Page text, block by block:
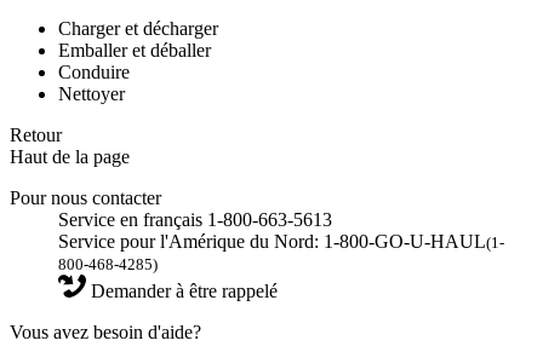
Charger et décharger
Emballer et déballer
Conduire
Nettoyer
Retour
Haut de la page
Pour nous contacter
Service en français 1-800-663-5613
Service pour l'Amérique du Nord: 1-800-GO-U-HAUL(1-
800-468-4285)
Demander à être rappelé
Vous avez besoin d'aide?